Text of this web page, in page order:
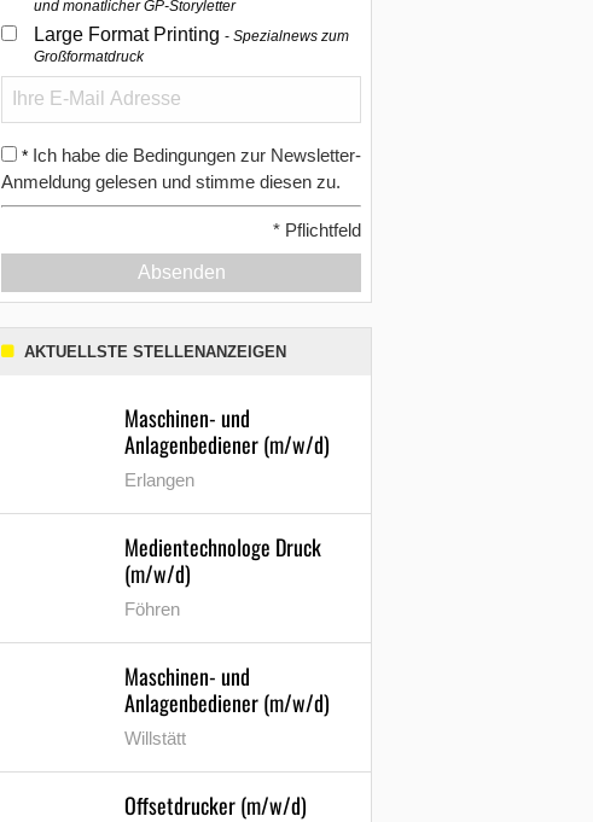
und monatlicher GP-Storyletter
Large Format Printing Spezialnews zum
Großformatdruck
* Ich habe die Bedingungen zur Newsletter-
Anmeldung gelesen und stimme diesen zu.
* Pflichtfeld
Absenden
AKTUELLSTE STELLENANZEIGEN
Maschinen- und
Anlagenbediener (m/w/d)
Erlangen
Medientechnologe Druck
(m/w/d)
Föhren
Maschinen- und
Anlagenbediener (m/w/d)
Willstätt
Offsetdrucker (m/w/d)